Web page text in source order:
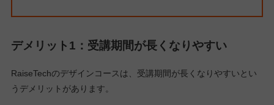
デメリット1：受講期間が長くなりやすい
RaiseTechのデザインコースは、受講期間が長くなりやすいとい
うデメリットがあります。